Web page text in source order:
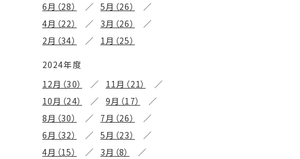
6月（28）
5月（26）
4月（22）
3月（26）
2月（34）
1月（25）
2024年度
12月（30）
11月（21）
10月（24）
9月（17）
8月（30）
7月（26）
6月（32）
5月（23）
4月（15）
3月（8）